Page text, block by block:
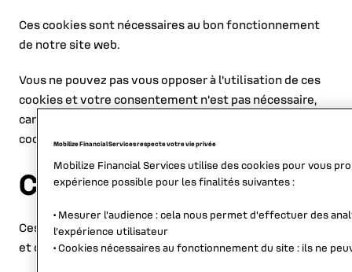
Ces cookies sont nécessaires au bon fonctionnement
de notre site web.
Vous ne pouvez pas vous opposer à l'utilisation de ces
cookies et votre consentement n'est pas nécessaire,
car les services de notre site web dépendent de ces
cookies.
Cookies analytique
Ces cookies ont pour but d'analyser le trafic du site web
et d'améliorer votre expérience de navigation.
Mobilize Financial Services respecte votre vie privée
Mobilize Financial Services utilise des cookies pour vous
expérience possible pour les finalités suivantes :
• Mesurer l'audience : cela nous permet d'effectuer des
l’expérience utilisateur
•Cookies nécessaires au fonctionnement du site : ils ne